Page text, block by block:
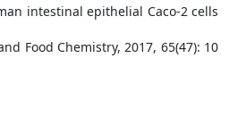
intestinal epithelial Caco-2 cells
Food Chemistry, 2017, 65(47): 10